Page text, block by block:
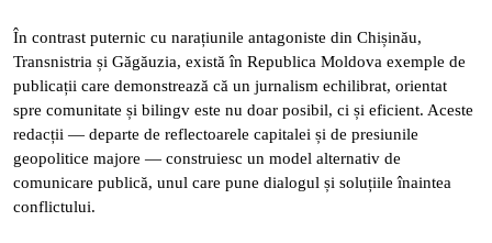
În contrast puternic cu narațiunile antagoniste din Chișinău,
Transnistria și Găgăuzia, există în Republica Moldova exemple de
publicații care demonstrează că un jurnalism echilibrat, orientat
spre comunitate și bilingv este nu doar posibil, ci și eficient. Aceste
redacții — departe de reflectoarele capitalei și de presiunile
geopolitice majore — construiesc un model alternativ de
comunicare publică, unul care pune dialogul și soluțiile înaintea
conflictului.